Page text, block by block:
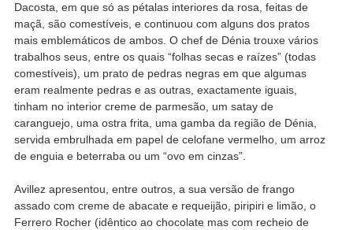
Dacosta, em que só as pétalas interiores da rosa, feitas de
maçã, são comestíveis, e continuou com alguns dos pratos
mais emblemáticos de ambos. O chef de Dénia trouxe vários
trabalhos seus, entre os quais “folhas secas e raízes” (todas
comestíveis), um prato de pedras negras em que algumas
eram realmente pedras e as outras, exactamente iguais,
tinham no interior creme de parmesão, um satay de
caranguejo, uma ostra frita, uma gamba da região de Dénia,
servida embrulhada em papel de celofane vermelho, um arroz
de enguia e beterraba ou um “ovo em cinzas”.
Avillez apresentou, entre outros, a sua versão de frango
assado com creme de abacate e requeijão, piripiri e limão, o
Ferrero Rocher (idêntico ao chocolate mas com recheio de